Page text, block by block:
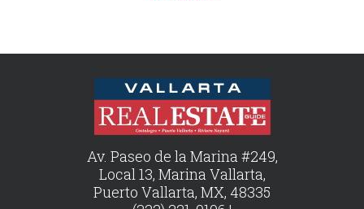
Av. Paseo de la Marina #249,
Local 13, Marina Vallarta,
Puerto Vallarta, MX, 48335